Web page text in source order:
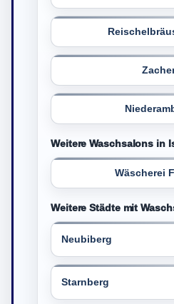
Weitere Waschsalons in
Wäscherei
Weitere Städte mit
Neubiberg
Starnberg